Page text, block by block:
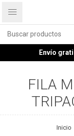
Envío
FILA
Inicio